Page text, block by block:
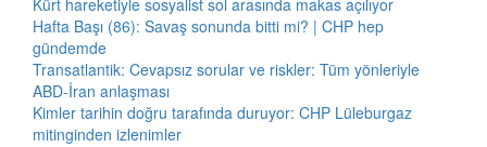
Kürt hareketiyle sosyalist sol arasında makas açılıyor
Hafta Başı (86): Savaş sonunda bitti mi? | CHP hep
gündemde
Transatlantik: Cevapsız sorular ve riskler: Tüm yönleriyle
ABD-İran anlaşması
Kimler tarihin doğru tarafında duruyor: CHP Lüleburgaz
mitinginden izlenimler